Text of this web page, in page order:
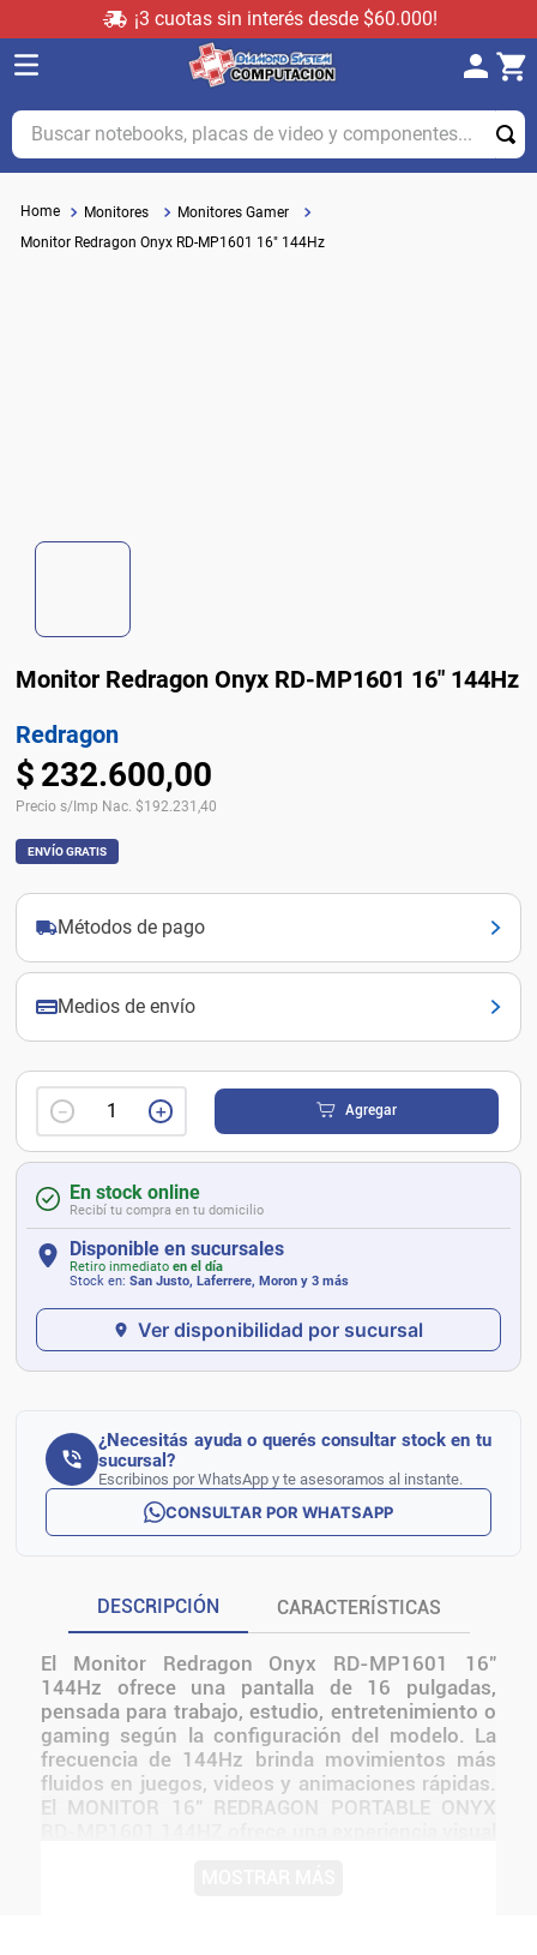
¡3 cuotas sin interés desde $60.000!
Buscar notebooks, placas de video y componentes...
Monitores
Monitores Gamer
Monitor Redragon Onyx RD-MP1601 16" 144Hz
Monitor Redragon Onyx RD-MP1601 16" 144Hz
Redragon
$ 232.600,00
Precio s/Imp Nac. $192.231,40
ENVÍO GRATIS
Métodos de pago
Medios de envío
＋
－ Agregar
En stock online
Recibí tu compra en tu domicilio
Disponible en sucursales
Retiro inmediato en el día
Stock en: San Justo, Laferrere, Moron y 3 más
Ver disponibilidad por sucursal
¿Necesitás ayuda o querés consultar stock en tu
sucursal?
Escribinos por WhatsApp y te asesoramos al instante.
CONSULTAR POR WHATSAPP
DESCRIPCIÓN CARACTERÍSTICAS
El Monitor Redragon Onyx RD-MP1601 16"
144Hz ofrece una pantalla de 16 pulgadas,
pensada para trabajo, estudio, entretenimiento o
gaming según la configuración del modelo. La
frecuencia de 144Hz brinda movimientos más
fluidos en juegos, videos y animaciones rápidas.
El MONITOR 16" REDRAGON PORTABLE ONYX